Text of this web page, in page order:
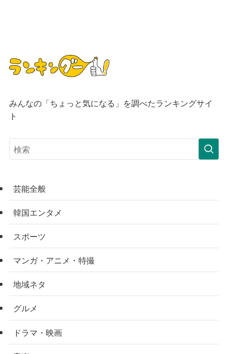
みんなの「ちょっと気になる」を調べたランキングサイ
ト
芸能全般
韓国エンタメ
スポーツ
マンガ・アニメ・特撮
地域ネタ
グルメ
ドラマ・映画